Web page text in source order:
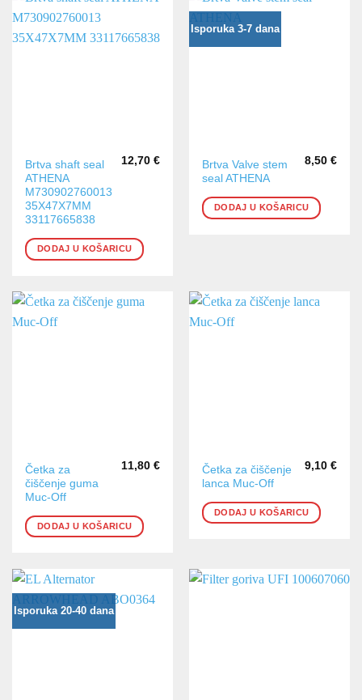
Brtva shaft seal
ATHENA
M730902760013
35X47X7MM
33117665838
12,70 €
DODAJ U KOŠARICU
Isporuka 3-7 dana
Brtva Valve stem
seal ATHENA
8,50 €
DODAJ U KOŠARICU
Četka za
čiščenje guma
Muc-Off
11,80 €
DODAJ U KOŠARICU
Četka za čiščenje
lanca Muc-Off
9,10 €
DODAJ U KOŠARICU
Isporuka 20-40 dana